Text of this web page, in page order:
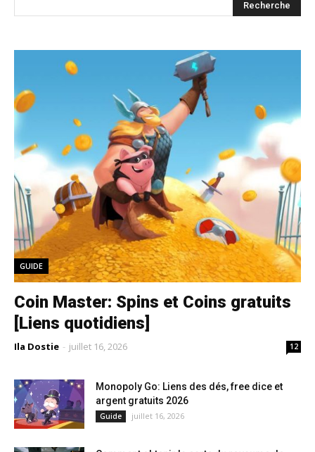
GUIDE
Coin Master: Spins et Coins gratuits
[Liens quotidiens]
Ila Dostie - juillet 16, 2026 12
Monopoly Go: Liens des dés, free dice et
argent gratuits 2026
Guide juillet 16, 2026